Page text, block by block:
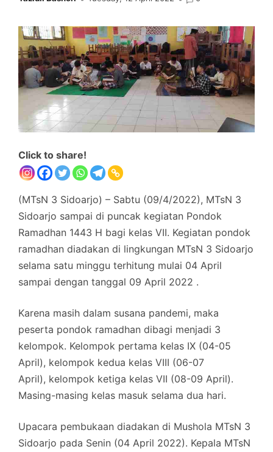
Click to share!
(MTsN 3 Sidoarjo) – Sabtu (09/4/2022), MTsN 3
Sidoarjo sampai di puncak kegiatan Pondok
Ramadhan 1443 H bagi kelas VII. Kegiatan pondok
ramadhan diadakan di lingkungan MTsN 3 Sidoarjo
selama satu minggu terhitung mulai 04 April
sampai dengan tanggal 09 April 2022 .
Karena masih dalam susana pandemi, maka
peserta pondok ramadhan dibagi menjadi 3
kelompok. Kelompok pertama kelas IX (04-05
April), kelompok kedua kelas VIII (06-07
April), kelompok ketiga kelas VII (08-09 April).
Masing-masing kelas masuk selama dua hari.
Upacara pembukaan diadakan di Mushola MTsN 3
Sidoarjo pada Senin (04 April 2022). Kepala MTsN